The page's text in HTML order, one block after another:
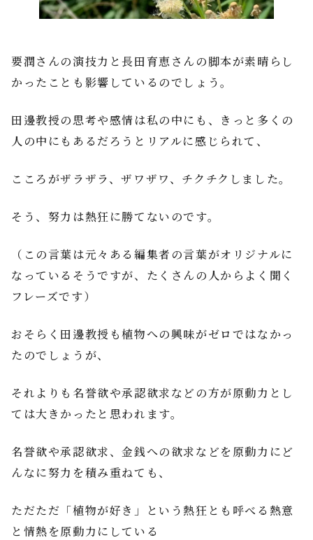
要潤さんの演技力と長田育恵さんの脚本が素晴らし
かったことも影響しているのでしょう。
田邊教授の思考や感情は私の中にも、きっと多くの
人の中にもあるだろうとリアルに感じられて、
こころがザラザラ、ザワザワ、チクチクしました。
そう、努力は熱狂に勝てないのです。
（この言葉は元々ある編集者の言葉がオリジナルに
なっているそうですが、たくさんの人からよく聞く
フレーズです）
おそらく田邊教授も植物への興味がゼロではなかっ
たのでしょうが、
それよりも名誉欲や承認欲求などの方が原動力とし
ては大きかったと思われます。
名誉欲や承認欲求、金銭への欲求などを原動力にど
んなに努力を積み重ねても、
ただただ「植物が好き」という熱狂とも呼べる熱意
と情熱を原動力にしている